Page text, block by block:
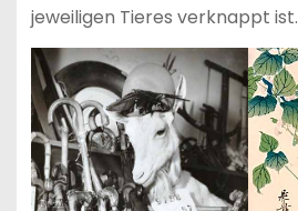
jeweiligen Tieres verknappt ist.